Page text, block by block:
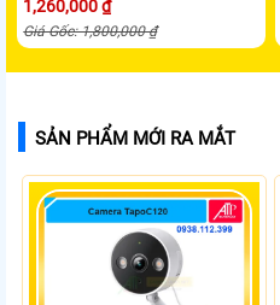
1,260,000 ₫
Giá Gốc: 1,800,000 ₫
SẢN PHẨM MỚI RA MẮT